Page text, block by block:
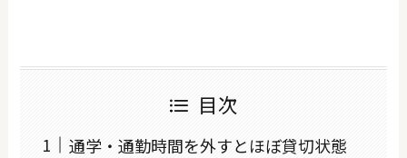
目次
通学・通勤時間を外すとほぼ貸切状態